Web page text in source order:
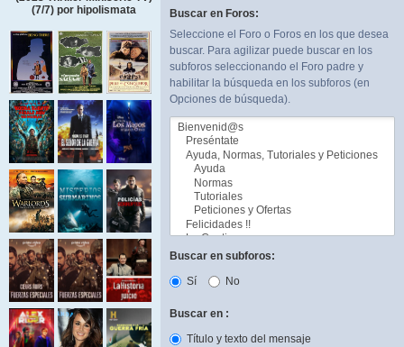
(7/7) por hipolismata
Buscar en Foros:
Seleccione el Foro o Foros en los que desea
buscar. Para agilizar puede buscar en los
subforos seleccionando el Foro padre y
habilitar la búsqueda en los subforos (en
Opciones de búsqueda).
Buscar en subforos:
Sí
No
Buscar en :
Título y texto del mensaje